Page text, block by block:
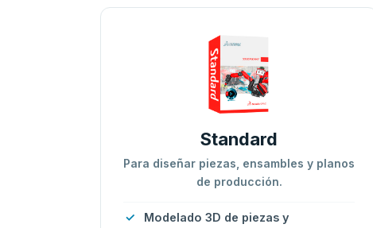
Standard
Para diseñar piezas, ensambles y planos
de producción.
Modelado 3D de piezas y